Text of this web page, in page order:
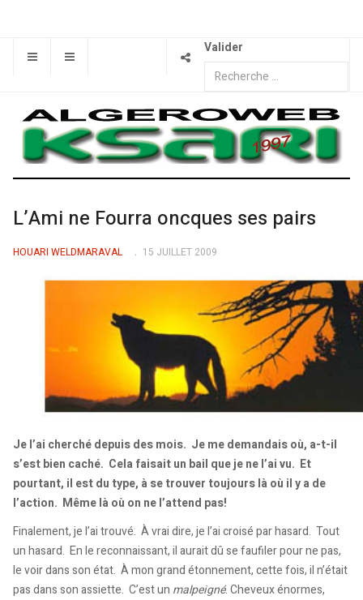
Valider
L’Ami ne Fourra oncques ses pairs
HOUARI WELDMARAVAL 15 JUILLET 2009
Je l’ai cherché depuis des mois. Je me demandais où, a-t-il
s’est bien caché. Cela faisait un bail que je ne l’ai vu. Et
pourtant, il est du type, à se trouver toujours là où il y a de
l’action. Même là où on ne l’attend pas!
Finalement, je l’ai trouvé. À vrai dire, je l’ai croisé par hasard. Tout
un hasard. En le reconnaissant, il aurait dû se faufiler pour ne pas,
le voir dans son état. À mon grand étonnement, cette fois, il n’était
pas dans son assiette. C’est un malpeigné. Cheveux énormes,